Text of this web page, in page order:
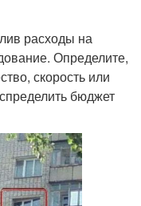
расходы на
Определите,
скорость или
бюджет